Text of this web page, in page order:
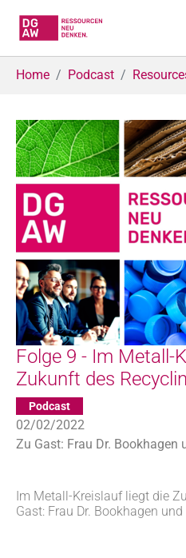
Home Podcast
Folge 9 - Im Metall-
Zukunft des
Podcast
02/02/2022
Zu Gast: Frau Dr. Bookhagen
Im Metall-Kreislauf liegt die
Gast: Frau Dr. Bookhagen